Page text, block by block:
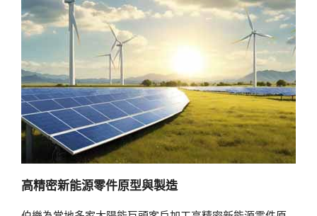
高精密新能源零件原型與製造